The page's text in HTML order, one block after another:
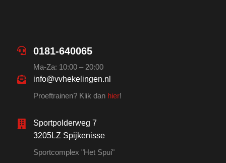
0181-640065
Ma-Za: 10:00 – 20:00
info@vvhekelingen.nl
Proeftrainen? Klik dan hier!
Sportpolderweg 7
3205LZ Spijkenisse
Sportcomplex "Het Spui"